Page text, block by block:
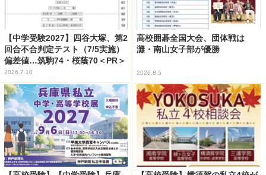
【中学受験2027】四谷大塚、第2
回合不合判定テスト（7/5実施）
偏差値…筑駒74・桜蔭70＜PR＞
2026.7.10
高校囲碁全国大会、団体戦は
灘・南山女子部が優勝
2026.8.5